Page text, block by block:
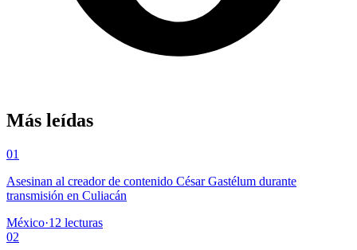
Más leídas
01
Asesinan al creador de contenido César Gastélum durante
transmisión en Culiacán
México·12 lecturas
02